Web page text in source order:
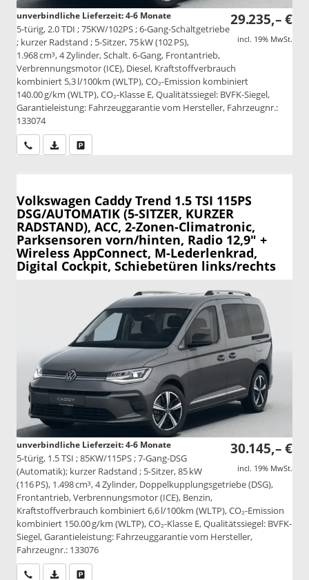
29.235,– €
incl. 19% MwSt.
unverbindliche Lieferzeit: 4-6 Monate
5-türig, 2.0 TDI ; 75KW/102PS ; 6-Gang-Schaltgetriebe
; kurzer Radstand ; 5-Sitzer, 75 kW (102 PS),
1.968 cm³, 4 Zylinder, Schalt. 6-Gang, Frontantrieb,
Verbrennungsmotor (ICE), Diesel, Kraftstoffverbrauch
kombiniert 5,3 l/100km (WLTP), CO₂-Emission kombiniert
140.00 g/km (WLTP), CO₂-Klasse E, Qualitätssiegel: BVFK-Siegel,
Garantieleistung: Fahrzeuggarantie vom Hersteller, Fahrzeugnr.:
133074
Wir rufen Sie anPDF-Datei, Fahrzeugexposé drucken
Volkswagen Caddy Trend 1.5 TSI 115PS
DSG/AUTOMATIK (5-SITZER, KURZER
RADSTAND), ACC, 2-Zonen-Climatronic,
Parksensoren vorn/hinten, Radio 12,9" +
Wireless AppConnect, M-Lederlenkrad,
Digital Cockpit, Schiebetüren links/rechts
30.145,– €
incl. 19% MwSt.
unverbindliche Lieferzeit: 4-6 Monate
5-türig, 1.5 TSI ; 85KW/115PS ; 7-Gang-DSG
(Automatik); kurzer Radstand ; 5-Sitzer, 85 kW
(116 PS), 1.498 cm³, 4 Zylinder, Doppelkupplungsgetriebe (DSG),
Frontantrieb, Verbrennungsmotor (ICE), Benzin,
Kraftstoffverbrauch kombiniert 6,6 l/100km (WLTP), CO₂-Emission
kombiniert 150.00 g/km (WLTP), CO₂-Klasse E, Qualitätssiegel: BVFK-
Siegel, Garantieleistung: Fahrzeuggarantie vom Hersteller,
Fahrzeugnr.: 133076
Wir rufen Sie anPDF-Datei, Fahrzeugexposé drucken